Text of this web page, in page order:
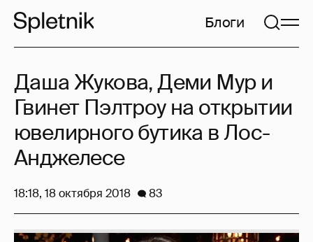
Блоги
Даша Жукова, Деми Мур и
Гвинет Пэлтроу на открытии
ювелирного бутика в Лос-
Анджелесе
18:18, 18 октября 2018 83